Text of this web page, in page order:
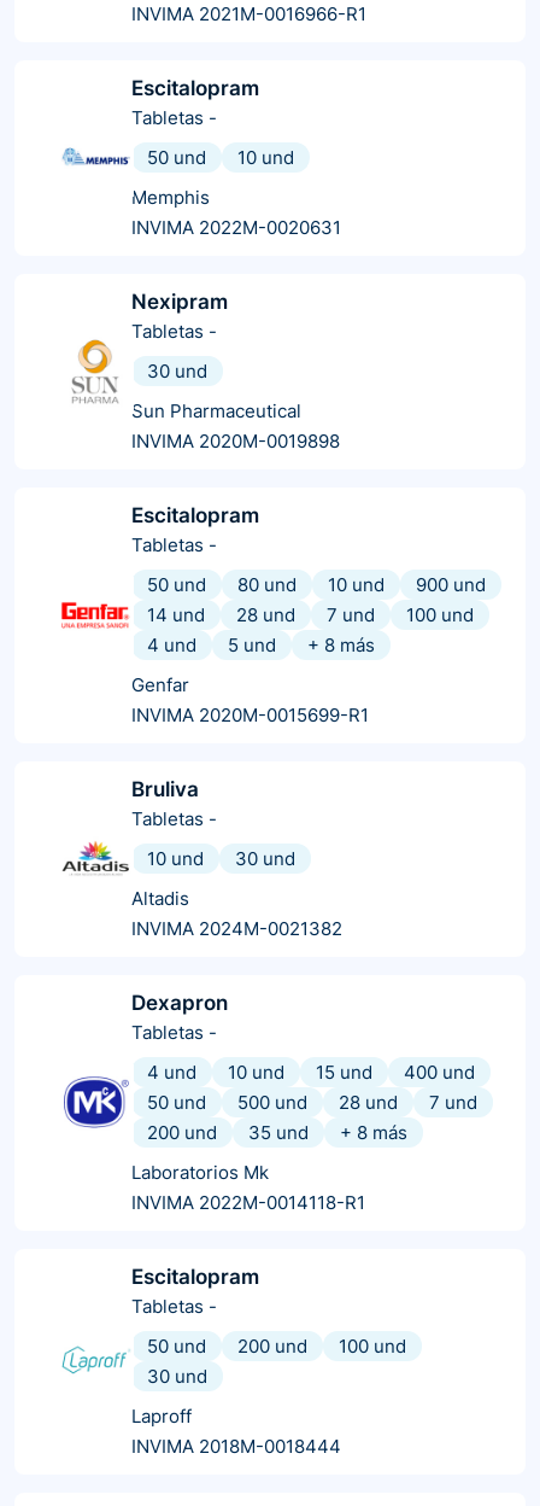
INVIMA 2021M-0016966-R1
Escitalopram
Tabletas -
50 und
10 und
Memphis
INVIMA 2022M-0020631
Nexipram
Tabletas -
30 und
Sun Pharmaceutical
INVIMA 2020M-0019898
Escitalopram
Tabletas -
50 und
80 und 10 und
900 und
14 und
28 und 7 und
100 und
4 und
5 und + 8 más
Genfar
INVIMA 2020M-0015699-R1
Bruliva
Tabletas -
10 und
30 und
Altadis
INVIMA 2024M-0021382
Dexapron
Tabletas -
4 und
10 und 15 und
400 und
50 und
500 und 28 und
7 und
200 und
35 und + 8 más
Laboratorios Mk
INVIMA 2022M-0014118-R1
Escitalopram
Tabletas -
50 und
200 und
100 und
30 und
Laproff
INVIMA 2018M-0018444